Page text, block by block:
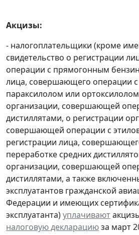
Акцизы:
- налогоплательщики (кроме
свидетельство о регистрации
операции с прямогонным
лица, совершающего операции
параксилолом или
организации, совершающей
дистиллятами, о регистрации
совершающей операции с
регистрации лица,
переработке средних
организации, совершающей
дистиллятами, а также
эксплуатантов гражданской
Федерации и имеющих
эксплуатанта)уплачивают
налоговую декларациюза март